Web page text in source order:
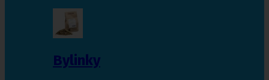
Bylinky